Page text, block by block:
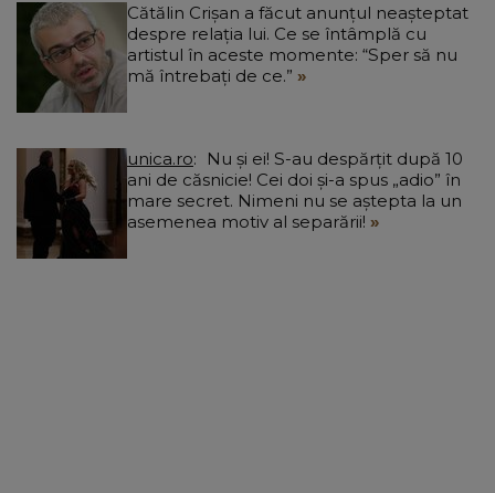
Cătălin Crișan a făcut anunțul neașteptat
despre relația lui. Ce se întâmplă cu
artistul în aceste momente: “Sper să nu
mă întrebați de ce.”
unica.ro
ani de căsnicie! Cei doi și-a spus „adio” în
mare secret. Nimeni nu se aștepta la un
asemenea motiv al separării!